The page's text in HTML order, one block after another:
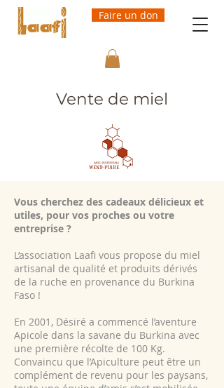
Faire un don
Vente de miel
Vous cherchez des cadeaux délicieux et
utiles, pour vos proches ou votre
entreprise ?
L’association Laafi vous propose du miel
artisanal de qualité et produits dérivés
de la ruche en provenance du Burkina
Faso !
En 2001, Désiré a commencé l’aventure
Apicole dans la savane du Burkina avec
une première récolte de 100 Kg.
Convaincu que l’Apiculture peut être un
complément de revenu pour les paysans,